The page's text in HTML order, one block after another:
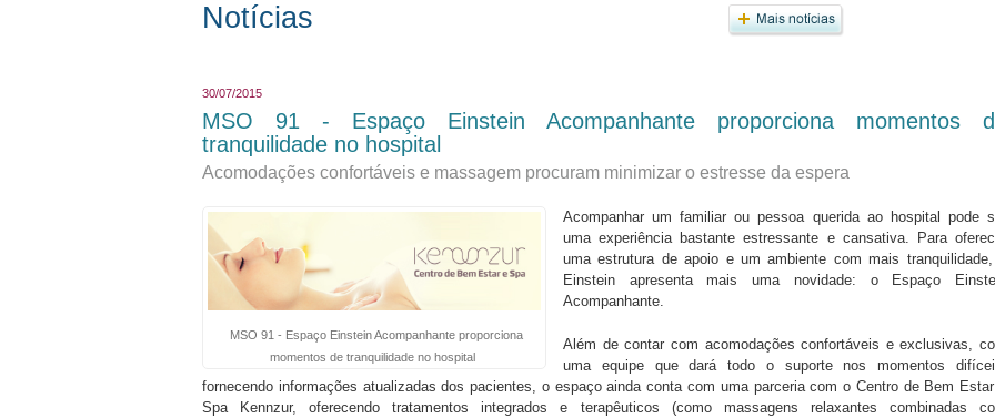
Notícias
30/07/2015
MSO 91 - Espaço Einstein Acompanhante proporciona momentos
tranquilidade no hospital
Acomodações confortáveis e massagem procuram minimizar o estresse da espera
MSO 91 - Espaço Einstein Acompanhante proporciona
momentos de tranquilidade no hospital
Acompanhar um familiar ou pessoa querida ao hospital pode
uma experiência bastante estressante e cansativa. Para
uma estrutura de apoio e um ambiente com mais
Einstein apresenta mais uma novidade: o Espaço
Acompanhante.
Além de contar com acomodações confortáveis e exclusivas,
uma equipe que dará todo o suporte nos momentos
fornecendo informações atualizadas dos pacientes, o espaço ainda conta com uma parceria com o Centro de Bem
Spa Kennzur, oferecendo tratamentos integrados e terapêuticos (como massagens relaxantes combinadas